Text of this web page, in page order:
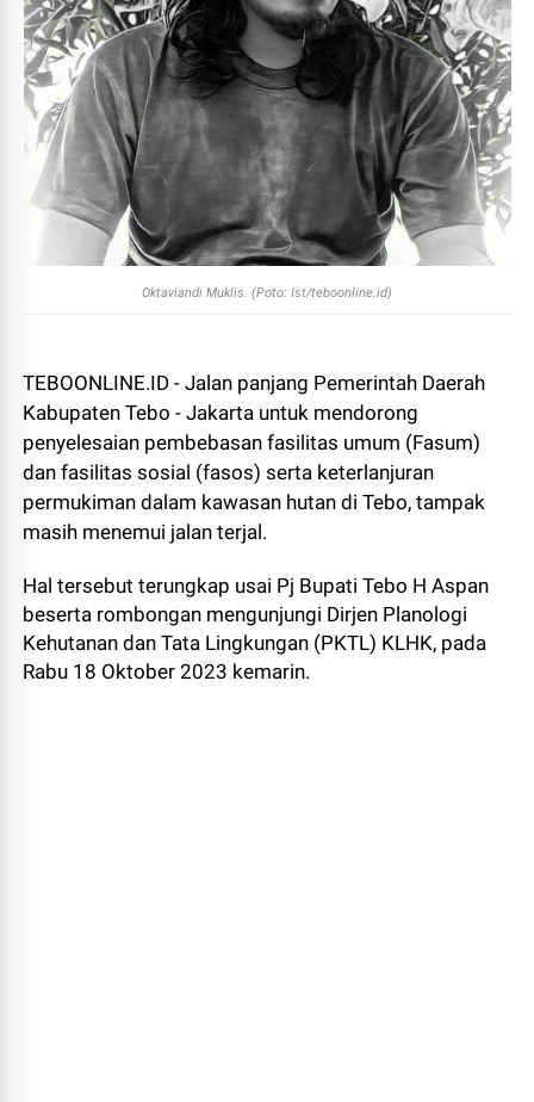
Oktaviandi Muklis. (Poto: Ist/teboonline.id)
TEBOONLINE.ID - Jalan panjang Pemerintah Daerah
Kabupaten Tebo - Jakarta untuk mendorong
penyelesaian pembebasan fasilitas umum (Fasum)
dan fasilitas sosial (fasos) serta keterlanjuran
permukiman dalam kawasan hutan di Tebo, tampak
masih menemui jalan terjal.
Hal tersebut terungkap usai Pj Bupati Tebo H Aspan
beserta rombongan mengunjungi Dirjen Planologi
Kehutanan dan Tata Lingkungan (PKTL) KLHK, pada
Rabu 18 Oktober 2023 kemarin.